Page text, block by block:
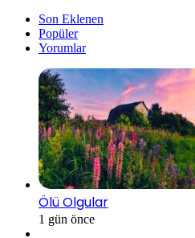
Son Eklenen
Popüler
Yorumlar
Ölü Olgular
1 gün önce